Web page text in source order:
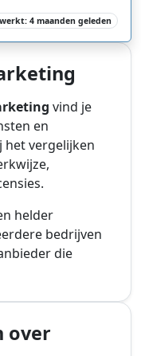
4 maanden geleden
vind je
en
het vergelijken
helder
bedrijven
die
over